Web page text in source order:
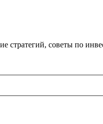
советы по